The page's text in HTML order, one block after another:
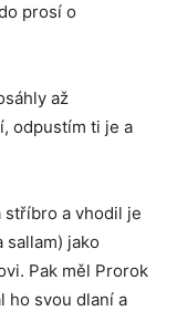
prosí o
až
odpustím ti je a
stříbro a vhodil je
sallam) jako
Pak měl Prorok
ho svou dlaní a